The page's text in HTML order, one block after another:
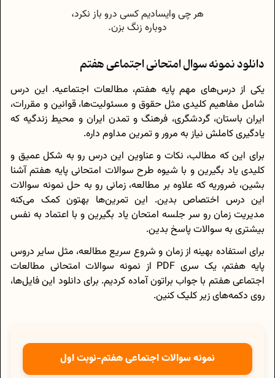
دانلود نمونه سوال امتحانی اجتماعی هفتم
یکی از درس‌های مهم پایه هفتم، مطالعات اجتماعیه. این درس
شامل مفاهیم کلیدی مثل حقوق و مسئولیت‌ها، قوانین و مقررات،
ایران باستان، گردشگری، فرهنگ و تمدن ایران و محیط زندگیه که
یادگیری کاملش نیاز به مرور و تمرین مداوم داره.
برای این که مطالب، نکات و عناوین این درس رو به شکل عمیق و
کلیدی یاد بگیرین و با شیوه طرح سوالات امتحانی پایه هفتم آشنا
بشین، ضروریه که علاوه بر مطالعه، زمانی رو به حل نمونه سوالات
این درس اختصاص بدین. این تمرین‌ها بهتون کمک می‌کنه
مدیریت زمان رو سر جلسه امتحان یاد بگیرین و با اعتماد به نفس
بیشتری به سوالات پاسخ بدین.
برای استفاده بهینه از زمان و شروع سریع مطالعه، مثل سایر دروس
پایه هفتم، یک سری PDF از نمونه سوالات امتحانی مطالعات
اجتماعی هفتم با جواب براتون آماده کردیم. برای دانلود این فایل‌ها،
روی دکمه‌های زیر کلیک کنین.
نمونه سوالات اجتماعی هفتم-نوبت اول